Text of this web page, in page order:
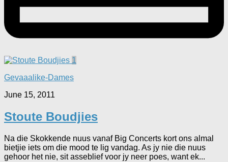
1
Gevaaalike-Dames
June 15, 2011
Stoute Boudjies
Na die Skokkende nuus vanaf Big Concerts kort ons almal
bietjie iets om die mood te lig vandag. As jy nie die nuus
gehoor het nie, sit asseblief voor jy neer poes, want ek...